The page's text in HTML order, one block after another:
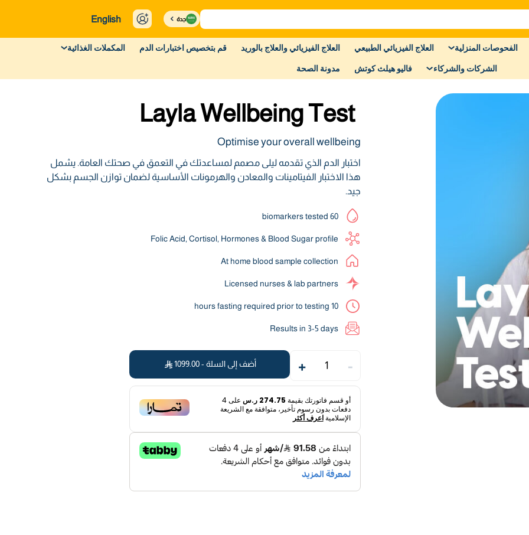
جدة English
الفحوصات المنزلية العلاج الفيزيائي الطبيعي العلاج الفيزيائي والعلاج بالوريد قم بتخصيص اختبارات الدم
المكملات الغذائية
الشركات والشركاء
فاليو هيلث كوتش مدونة الصحة
Layla Wellbeing Test
Optimise your overall wellbeing
اختبار الدم الذي تقدمه ليلى مصمم لمساعدتك في التعمق في صحتك العامة. يشمل
هذا الاختبار الفيتامينات والمعادن والهرمونات الأساسية لضمان توازن الجسم بشكل
جيد.
60 biomarkers tested
Folic Acid, Cortisol, Hormones & Blood Sugar profile
At home blood sample collection
Licensed nurses & lab partners
10 hours fasting required prior to testing
Results in 3-5 days
-
1
+ أضف إلى السلة -1099.00
أو قسم فاتورتك بقيمة 274.75 ر.س على4
دفعات بدون رسوم تأخير، متوافقة مع الشريعة
الإسلاميةاعرف أكثر